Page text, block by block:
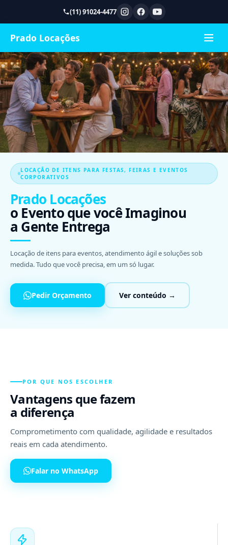
(11) 91024-4477
Prado Locações
LOCAÇÃO DE ITENS PARA FESTAS, FEIRAS E EVENTOS
CORPORATIVOS
Prado Locações
o Evento que você Imaginou
a Gente Entrega
Locação de itens para eventos, atendimento ágil e soluções sob
medida. Tudo que você precisa, em um só lugar.
Pedir Orçamento Ver conteúdo →
POR QUE NOS ESCOLHER
Vantagens que fazem
a diferença
Comprometimento com qualidade, agilidade e resultados
reais em cada atendimento.
Falar no WhatsApp